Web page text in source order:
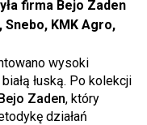
firma Bejo Zaden
KMK Agro,
wysoki
łuską. Po kolekcji
Zaden, który
działań